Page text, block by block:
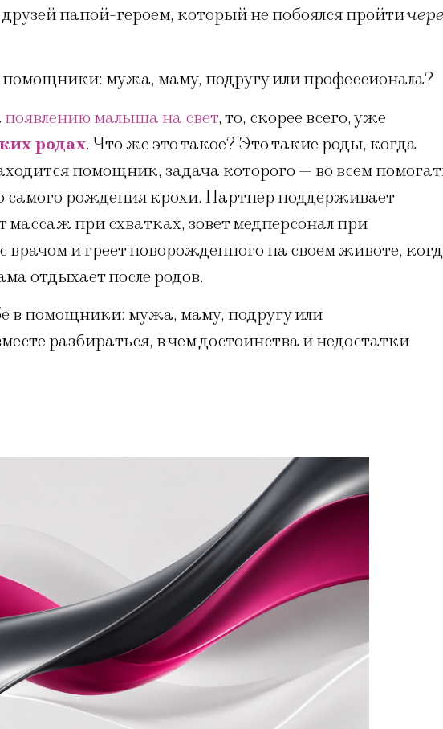
папой-героем, который не побоялся пройти
помощники: мужа, маму, подругу или профессионала?
появлению малыша на свет, то, скорее всего, уже
родах. Что же это такое? Это такие роды, когда
помощник, задача которого — во всем
самого рождения крохи. Партнер поддерживает
массаж при схватках, зовет медперсонал при
врачом и греет новорожденного на своем животе,
отдыхает после родов.
в помощники: мужа, маму, подругу или
разбираться, в чем достоинства и недостатки